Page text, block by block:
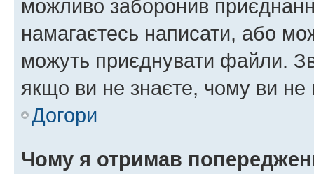
можливо заборонив
намагаєтесь написати, або
можуть приєднувати файли.
якщо ви не знаєте, чому ви
Догори
Чому я отримав